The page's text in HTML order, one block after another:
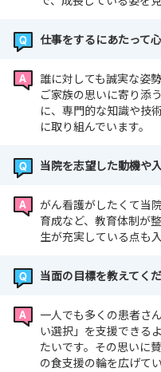
仕事をするにあたって
誰に対しても誠実な姿
ご家族の思いに寄り添
に、専門的な知識や技
に取り組んでいます。
当院を志望した動機や
がん看護がしたくて当
育成など、教育体制が
生が充実している点も
当面の目標を教えてく
一人でも多くの患者さ
い選択」を支援できる
たいです。その思いに
の食支援の輪を広げて